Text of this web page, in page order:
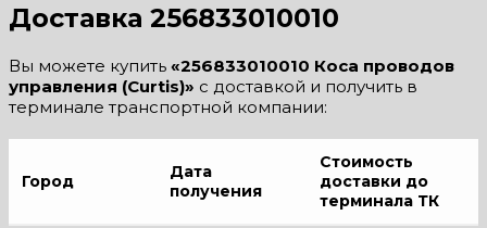
Доставка 256833010010
Вы можете купить «256833010010 Коса проводов
управления (Curtis)» с доставкой и получить в
терминале транспортной компании:
Город
Дата
получения
Стоимость
доставки до
терминала ТК